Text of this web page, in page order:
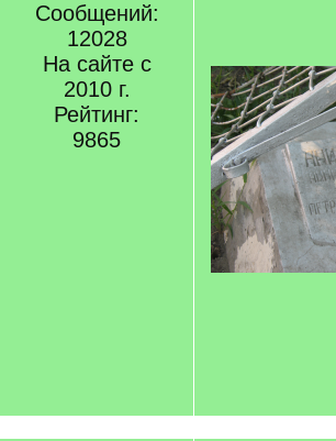
Сообщений:
12028
На сайте с
2010 г.
Рейтинг:
9865